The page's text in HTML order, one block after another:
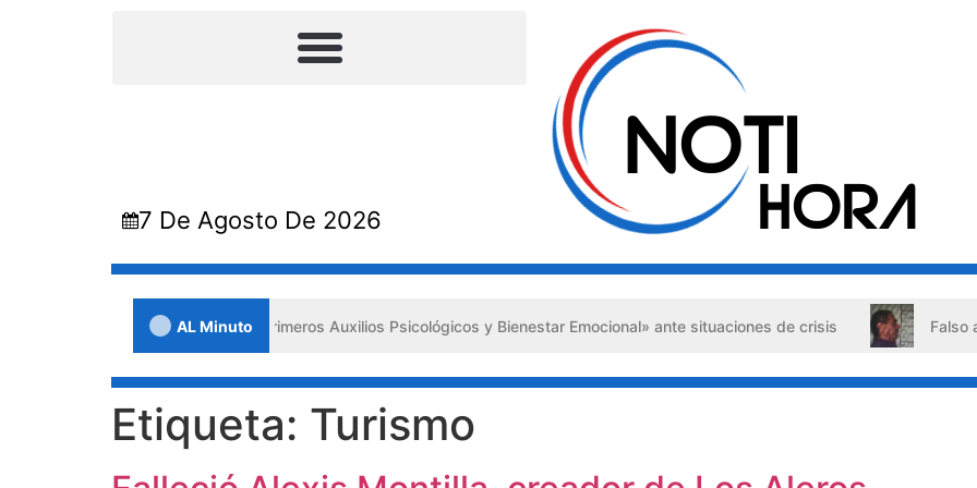
7 De Agosto De 2026
AL Minuto
impulsa los «Primeros Auxilios Psicológicos y Bienestar Emocional» ante situaciones de crisis Falso abogado detenido
Etiqueta: Turismo